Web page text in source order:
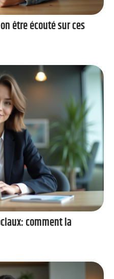
être écouté sur ces
comment la